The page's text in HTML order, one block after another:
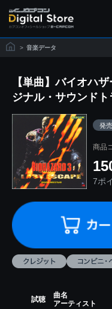
> 音楽データ
【単曲】バイオハ
ジナル・サウンド
発
商品
7ポ
試聴
曲名
アーティスト